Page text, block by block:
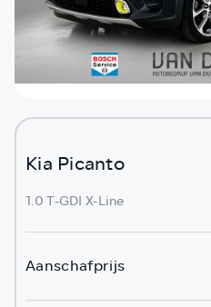
Kia Picanto
1.0 T-GDI X-Line
Aanschafprijs